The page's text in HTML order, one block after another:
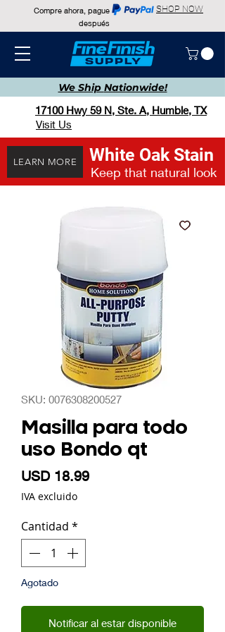
We Ship Nationwide!
Compre ahora, pague
después
SHOP NOW
17100 Hwy 59 N, Ste. A, Humble, TX
Visit Us
LEARN MORE White Oak Stain
Keep that natural look
SKU: 0076308200527
Masilla para todo
uso Bondo qt
USD 18.99Precio
IVA excluido
Cantidad *
Agotado
Notificar al estar disponible